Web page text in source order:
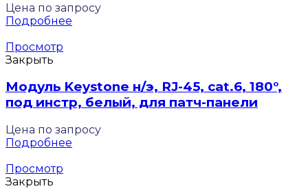
Цена по запросу
Подробнее
Просмотр
Закрыть
Модуль Keystone н/э, RJ-45, cat.6, 180°,
под инстр, белый, для патч-панели
Цена по запросу
Подробнее
Просмотр
Закрыть